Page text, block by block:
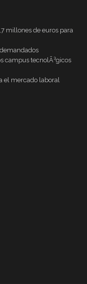
millones de euros para
campus tecnolÃ³gicos
el mercado laboral